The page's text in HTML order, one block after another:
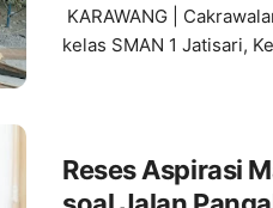
KARAWANG |
kelas SMAN 1 Jatisari,
Reses Aspirasi